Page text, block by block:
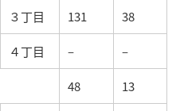
３丁目 131 38
４丁目 – –
48 13